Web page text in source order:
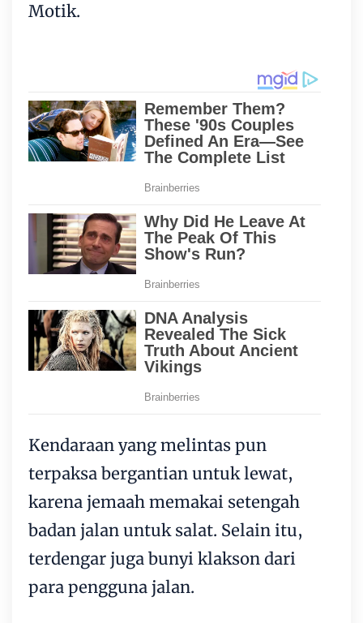
Motik.
Kendaraan yang melintas pun
terpaksa bergantian untuk lewat,
karena jemaah memakai setengah
badan jalan untuk salat. Selain itu,
terdengar juga bunyi klakson dari
para pengguna jalan.